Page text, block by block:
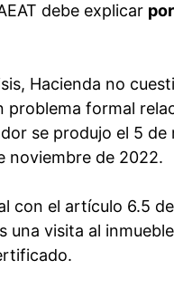
debe explicar
Hacienda no
problema formal
se produjo el 5 de
noviembre de 2022.
con el artículo 6.5
una visita al